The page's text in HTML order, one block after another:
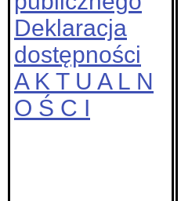
Deklaracja
dostępności
A K T U A L N
O Ś C I